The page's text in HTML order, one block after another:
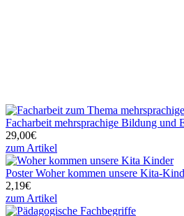
Facharbeit mehrsprachige Bildung und
29,00€
zum Artikel
Poster Woher kommen unsere Kita-
2,19€
zum Artikel